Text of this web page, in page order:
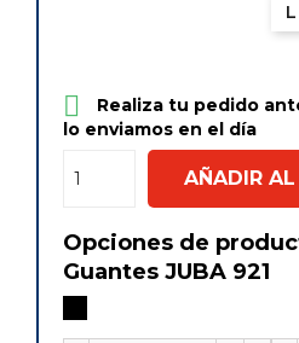
L

Realiza tu pedido
lo enviamos en el día
AÑADIR
Opciones de
Guantes JUBA 921